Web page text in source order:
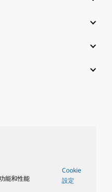
能和性能
Cookie
設定